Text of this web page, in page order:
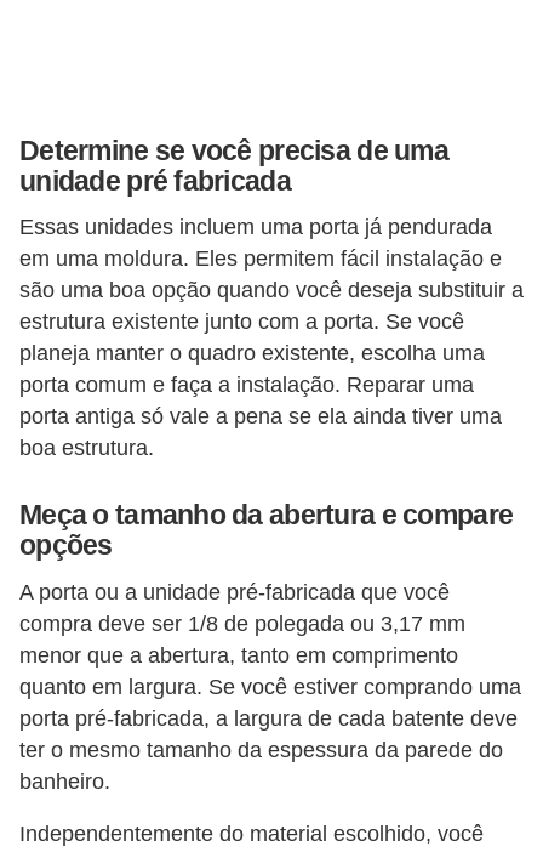
Determine se você precisa de uma
unidade pré fabricada
Essas unidades incluem uma porta já pendurada
em uma moldura. Eles permitem fácil instalação e
são uma boa opção quando você deseja substituir a
estrutura existente junto com a porta. Se você
planeja manter o quadro existente, escolha uma
porta comum e faça a instalação. Reparar uma
porta antiga só vale a pena se ela ainda tiver uma
boa estrutura.
Meça o tamanho da abertura e compare
opções
A porta ou a unidade pré-fabricada que você
compra deve ser 1/8 de polegada ou 3,17 mm
menor que a abertura, tanto em comprimento
quanto em largura. Se você estiver comprando uma
porta pré-fabricada, a largura de cada batente deve
ter o mesmo tamanho da espessura da parede do
banheiro.
Independentemente do material escolhido, você
u
t
e
n
s
í
l
i
S
í
n
d
i
c
o
e